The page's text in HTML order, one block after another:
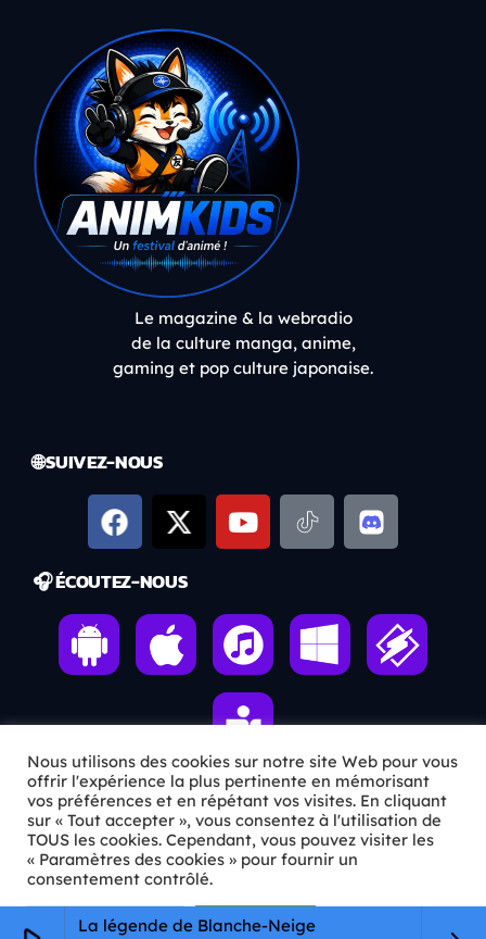
La légende de Blanche-Neige
Le magazine & la webradio
de la culture manga, anime,
gaming et pop culture japonaise.
🌐 SUIVEZ-NOUS
🎧 ÉCOUTEZ-NOUS
ℹ️ INFOS PRATIQUES
✉️Contact
🦊Qui sommes-nous ?
Nous utilisons des cookies sur notre site Web pour vous
offrir l'expérience la plus pertinente en mémorisant
vos préférences et en répétant vos visites. En cliquant
sur « Tout accepter », vous consentez à l'utilisation de
TOUS les cookies. Cependant, vous pouvez visiter les
« Paramètres des cookies » pour fournir un
consentement contrôlé.
Paramètres Cookie Tout accepter